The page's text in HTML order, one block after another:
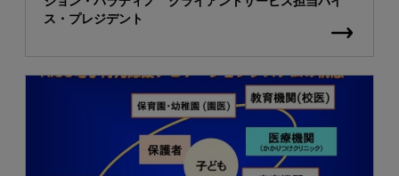
ス・プレジデント